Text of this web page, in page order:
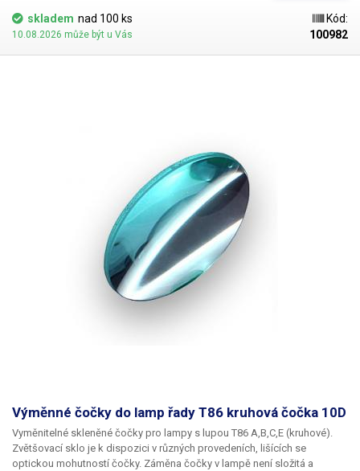
skladem nad 100 ks
10.08.2026 může být u Vás
Kód:
100982
Výměnné čočky do lamp řady T86 kruhová čočka 10D
Vyměnitelné skleněné čočky pro lampy s lupou T86 A,B,C,E (kruhové).
Zvětšovací sklo je k dispozici v různých provedeních, lišících se
optickou mohutností čočky. Záměna čočky v lampě není složitá a